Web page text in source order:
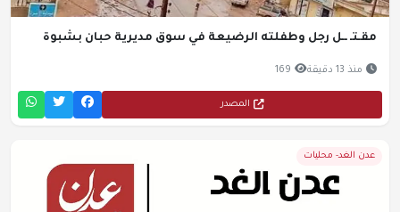
مقـتـ ــل رجل وطفلته الرضيعة في سوق مديرية حبان بشبوة
منذ 13 دقيقة 169
المصدر
عدن الغد- محليات